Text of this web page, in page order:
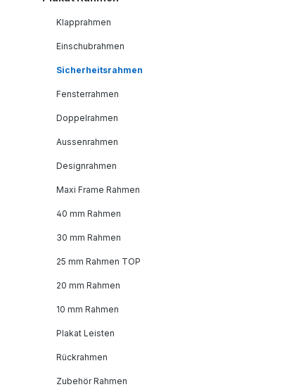
Klapprahmen
Einschubrahmen
Sicherheitsrahmen
Fensterrahmen
Doppelrahmen
Aussenrahmen
Designrahmen
Maxi Frame Rahmen
40 mm Rahmen
30 mm Rahmen
25 mm Rahmen TOP
20 mm Rahmen
10 mm Rahmen
Plakat Leisten
Rückrahmen
Zubehör Rahmen